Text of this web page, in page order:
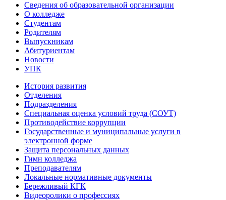
Сведения об образовательной организации
О колледже
Студентам
Родителям
Выпускникам
Абитуриентам
Новости
УПК
История развития
Отделения
Подразделения
Специальная оценка условий труда (СОУТ)
Противодействие коррупции
Государственные и муниципальные услуги в
электронной форме
Защита персональных данных
Гимн колледжа
Преподавателям
Локальные нормативные документы
Бережливый КГК
Видеоролики о профессиях